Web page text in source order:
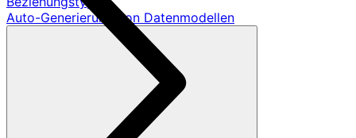
Auto-Generierung von Datenmodellen